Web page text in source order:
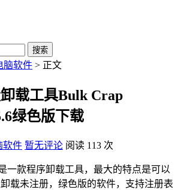
脑软件 > 正文
载工具Bulk Crap
绿色版下载
软件 暂无评论 阅读 113 次
一款程序卸载工具，最大的特点是可以
载未注册，绿色版的软件，支持注册表